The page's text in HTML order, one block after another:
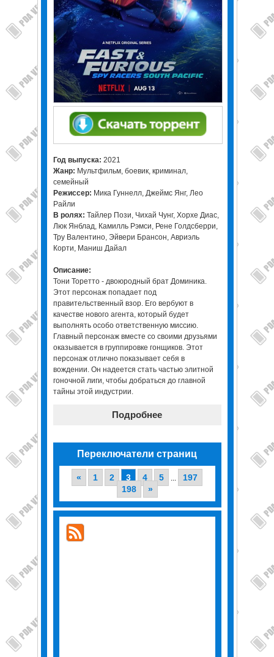
Год выпуска: 2021
Жанр: Мультфильм, боевик, криминал,
семейный
Режиссер: Мика Гуннелл, Джеймс Янг, Лео
Райли
В ролях: Тайлер Пози, Чихай Чунг, Хорхе Диас,
Люк Янблад, Камилль Рэмси, Рене Голдсберри,
Тру Валентино, Эйвери Брансон, Авриэль
Корти, Маниш Дайал
Описание:
Тони Торетто - двоюродный брат Доминика.
Этот персонаж попадает под
правительственный взор. Его вербуют в
качестве нового агента, который будет
выполнять особо ответственную миссию.
Главный персонаж вместе со своими друзьями
оказывается в группировке гонщиков. Этот
персонаж отлично показывает себя в
вождении. Он надеется стать частью элитной
гоночной лиги, чтобы добраться до главной
тайны этой индустрии.
Подробнее
Переключатели страниц
« 1 2 3 4 5 ...
197
198
»